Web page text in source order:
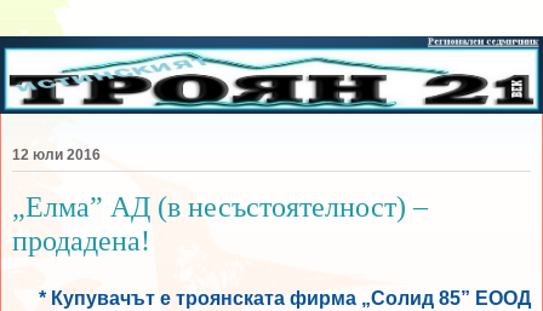
12 юли 2016
„Елма” АД (в несъстоятелност) –
продадена!
* Купувачът е троянската фирма „Солид 85” ЕООД